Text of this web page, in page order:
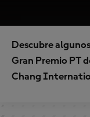
Descubre
Gran Premio PT
Chang